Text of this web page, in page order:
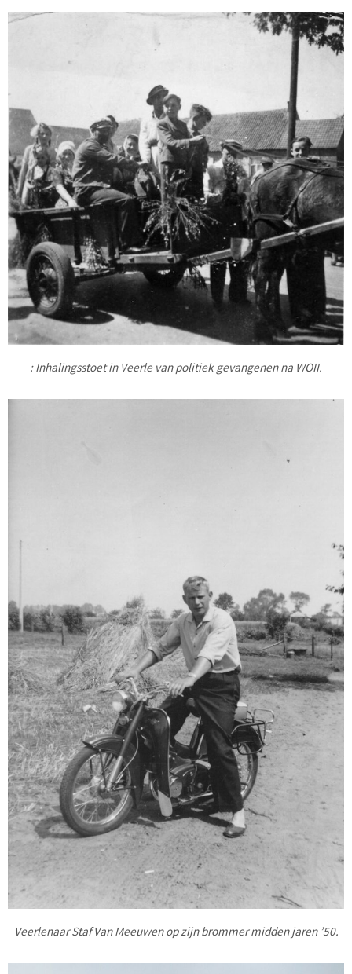
: Inhalingsstoet in Veerle van politiek gevangenen na WOII.
Veerlenaar Staf Van Meeuwen op zijn brommer midden jaren ’50.